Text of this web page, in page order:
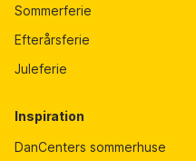
Sommerferie
Efterårsferie
Juleferie
Inspiration
DanCenters sommerhuse